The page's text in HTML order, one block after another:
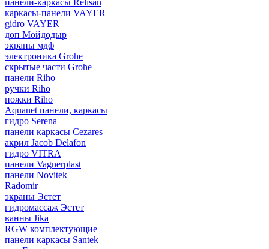
панели-каркасы Relisan
каркасы-панели VAYER
gidro VAYER
доп Мойдодыр
экраны мдф
электроника Grohe
скрытые части Grohe
панели Riho
ручки Riho
ножки Riho
Aquanet панели, каркасы
гидро Serena
панели каркасы Cezares
акрил Jacob Delafon
гидро VITRA
панели Vagnerplast
панели Novitek
Radomir
экраны Эстет
гидромассаж Эстет
ванны Jika
RGW комплектующие
панели каркасы Santek